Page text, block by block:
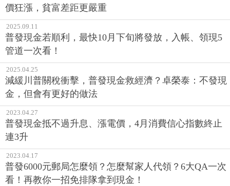
價狂漲，貧富差距更嚴重
2025.09.11
普發現金若順利，最快10月下旬將發放，入帳、領現5
管道一次看！
2025.04.25
減緩川普關稅衝擊，普發現金救經濟？卓榮泰：不發現
金，但會有更好的做法
2023.04.27
普發現金抵不過升息、漲電價，4月消費信心指數終止
連3升
2023.04.17
普發6000元郵局怎麼領？怎麼幫家人代領？6大QA一次
看！再教你一招免排隊拿到現金！